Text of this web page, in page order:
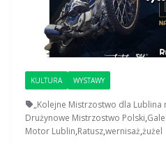
KULTURA WYSTAWY
„Kolejne Mistrzostwo dla Lublina
Drużynowe Mistrzostwo Polski,
Motor Lublin,Ratusz,wernisaż,żużel